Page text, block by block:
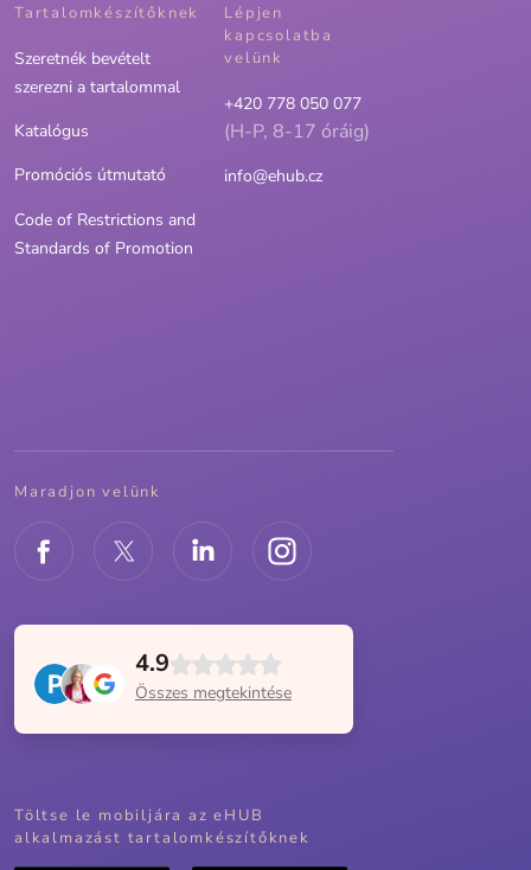
Tartalomkészítőknek
Szeretnék bevételt
szerezni a tartalommal
Katalógus
Promóciós útmutató
Code of Restrictions and
Standards of Promotion
Lépjen
kapcsolatba
velünk
+420 778 050 077
(H-P, 8-17 óráig)
info@ehub.cz
Maradjon velünk
4.9
Összes megtekintése
Töltse le mobiljára az eHUB
alkalmazást tartalomkészítőknek